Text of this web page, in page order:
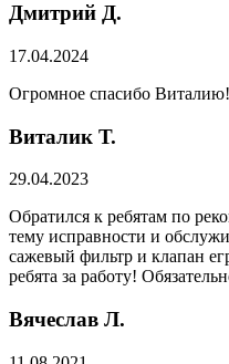
Дмитрий Д.
17.04.2024
Огромное спасибо
Виталик Т.
29.04.2023
Обратился к ребятам по
тему исправности и
сажевый фильтр и клапан
ребята за работу!
Вячеслав Л.